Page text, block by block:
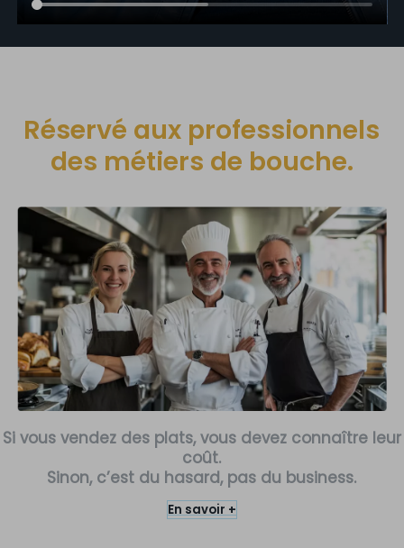
Réservé aux professionnels
des métiers de bouche.
Si vous vendez des plats, vous devez connaître leur
coût.
Sinon, c’est du hasard, pas du business.
En savoir +